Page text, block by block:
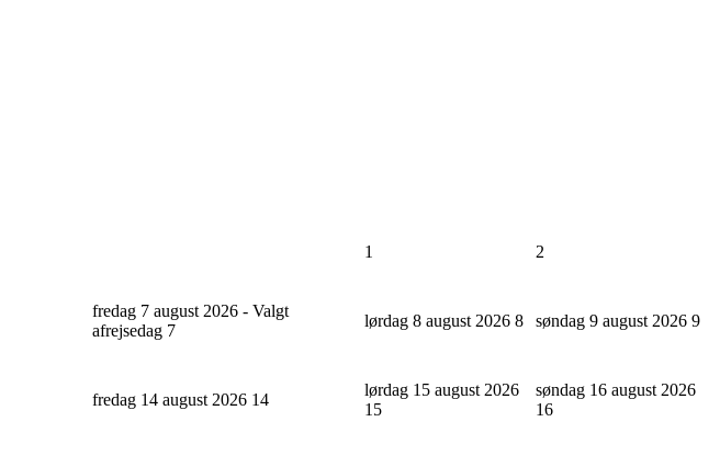
1 2
fredag 7 august 2026 - Valgt
afrejsedag 7
lørdag 8 august 2026 8 søndag 9 august 2026 9
fredag 14 august 2026 14
lørdag 15 august 2026
15
søndag 16 august 2026
16